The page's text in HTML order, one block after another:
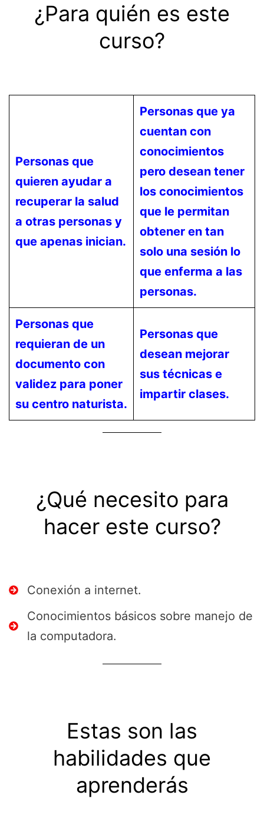
¿Para quién es este
curso?
Personas que
quieren ayudar a
recuperar la salud
a otras personas y
que apenas inician.
Personas que ya
cuentan con
conocimientos
pero desean tener
los conocimientos
que le permitan
obtener en tan
solo una sesión lo
que enferma a las
personas.
Personas que
requieran de un
documento con
validez para poner
su centro naturista.
Personas que
desean mejorar
sus técnicas e
impartir clases.
¿Qué necesito para
hacer este curso?
Conexión a internet.
Conocimientos básicos sobre manejo de
la computadora.
Estas son las
habilidades que
aprenderás